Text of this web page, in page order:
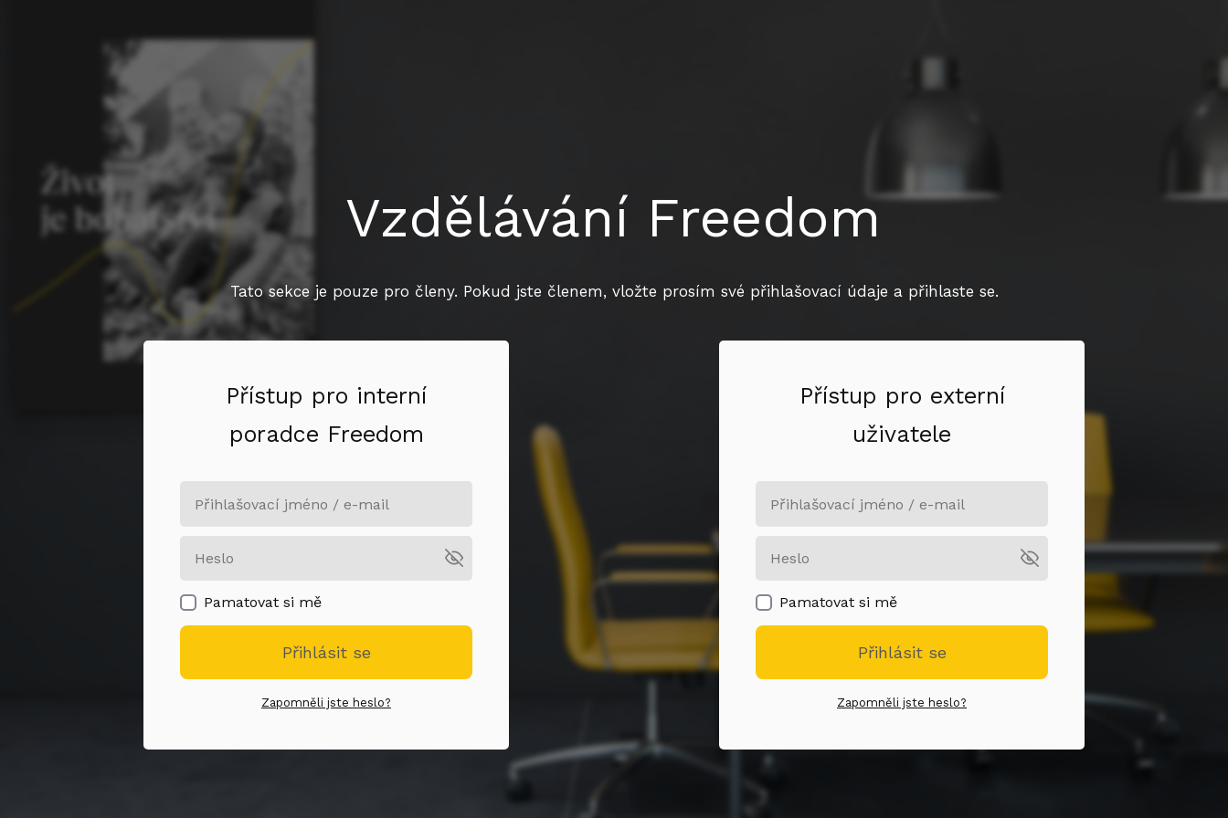
Vzdělávání Freedom
Tato sekce je pouze pro členy. Pokud jste členem, vložte prosím své přihlašovací údaje a přihlaste se.
Přístup pro interní
poradce Freedom
Pamatovat si mě
Přihlásit se
Zapomněli jste heslo?
Přístup pro externí
uživatele
Pamatovat si mě
Přihlásit se
Zapomněli jste heslo?